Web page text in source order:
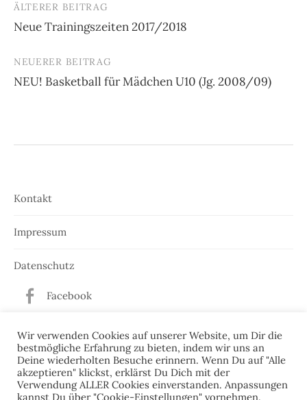
Beitrags-
Navigation
ÄLTERER BEITRAG
Neue Trainingszeiten 2017/2018
NEUERER BEITRAG
NEU! Basketball für Mädchen U10 (Jg. 2008/09)
Kontakt
Impressum
Datenschutz
Facebook
Twitter
Wir verwenden Cookies auf unserer Website, um Dir die
bestmögliche Erfahrung zu bieten, indem wir uns an
Deine wiederholten Besuche erinnern. Wenn Du auf "Alle
akzeptieren" klickst, erklärst Du Dich mit der
Verwendung ALLER Cookies einverstanden. Anpassungen
kannst Du über "Cookie-Einstellungen" vornehmen.